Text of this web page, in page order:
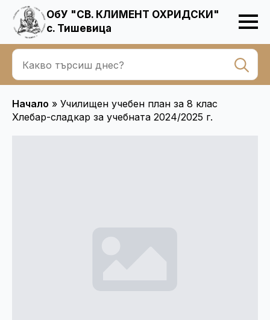
ОбУ "СВ. КЛИМЕНТ ОХРИДСКИ"
с. Тишевица
Начало » Училищен учебен план за 8 клас
Хлебар-сладкар за учебната 2024/2025 г.